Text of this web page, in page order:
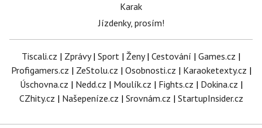
Karak
Jízdenky, prosím!
Tiscali.cz | Zprávy| Sport | Ženy| Cestování | Games.cz |
Profigamers.cz | ZeStolu.cz | Osobnosti.cz | Karaoketexty.cz |
Úschovna.cz | Nedd.cz | Moulík.cz | Fights.cz | Dokina.cz |
CZhity.cz | Našepeníze.cz | Srovnám.cz | StartupInsider.cz